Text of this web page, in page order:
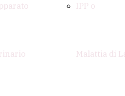
IPP o
Malattia di